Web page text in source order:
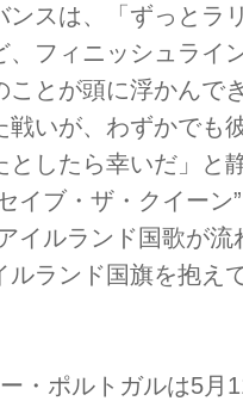
ンスは、「ずっとラ
、フィニッシュライ
ことが頭に浮かんで
戦いが、わずかでも
としたら幸いだ」と
イブ・ザ・クイーン
イルランド国歌が流
ルランド国旗を抱え
・ポルトガルは5月